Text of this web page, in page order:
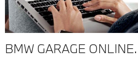
BMW GARAGE ONLINE.